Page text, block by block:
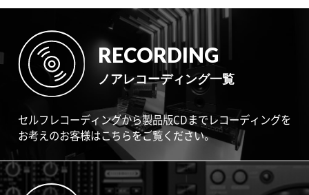
RECORDING
ノアレコーディング一覧
セルフレコーディングから製品版CDまでレコーディングを
お考えのお客様はこちらをご覧ください。